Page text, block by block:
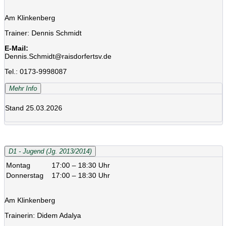
Am Klinkenberg
Trainer: Dennis Schmidt
E-Mail:
Dennis.Schmidt@raisdorfertsv.de
Tel.: 0173-9998087
Mehr Info
Stand 25.03.2026
D1 - Jugend (Jg. 2013/2014)
Montag
17:00 – 18:30 Uhr
Donnerstag
17:00 – 18:30 Uhr
Am Klinkenberg
Trainerin: Didem Adalya